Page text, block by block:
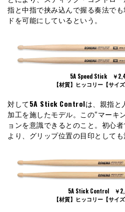
指と中指で挟み込んで握る奏法で
ドを可能にしているという。
5A Speed Stick ￥
【材質】ヒッコリー【サイ
対して5A Stick Controlは、親指と
加工を施したモデル。この“マーキ
ョンを意識できるとのこと。初心
より、グリップ位置の目印としても
5A Stick Control ￥
【材質】ヒッコリー【サイ